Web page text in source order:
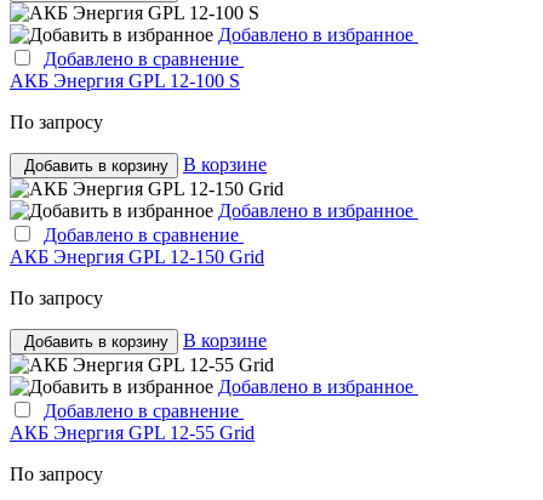
Добавлено в избранное
Добавлено в сравнение
АКБ Энергия GPL 12-100 S
По запросу
Добавить в корзину В корзине
Добавлено в избранное
Добавлено в сравнение
АКБ Энергия GPL 12-150 Grid
По запросу
Добавить в корзину В корзине
Добавлено в избранное
Добавлено в сравнение
АКБ Энергия GPL 12-55 Grid
По запросу